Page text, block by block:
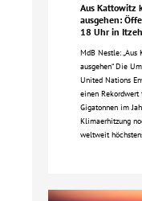
Aus Kattowitz
ausgehen:
18 Uhr in
MdB Nestle:
ausgehen“ Die
United Nations
einen
Gigatonnen im
Klimaerhitzung
weltweit